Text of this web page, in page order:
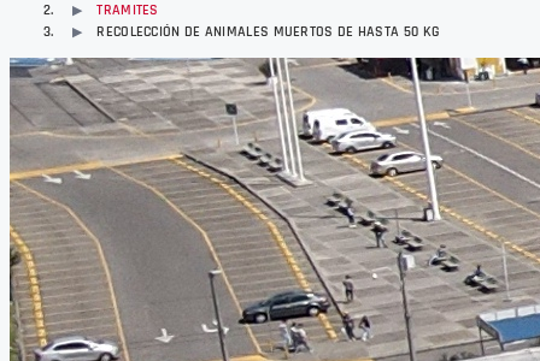
▶ TRAMITES
▶ RECOLECCIÓN DE ANIMALES MUERTOS DE HASTA 50 KG